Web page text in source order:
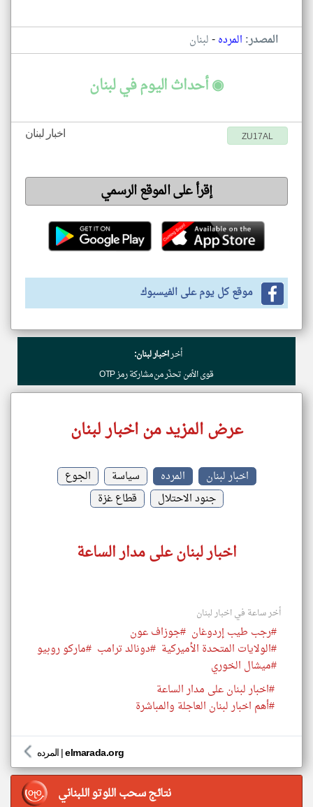
المصدر: المرده-لبنان
◉ أحداث اليوم في لبنان
اخبار لبنان ZU17AL
إقرأ على الموقع الرسمي
موقع كل يوم على الفيسبوك
أخراخبار لبنان:
قوى الأمن تحذّر من مشاركة رمز OTP
عرض المزيد من اخبار لبنان
اخبار لبنان المرده سياسة
الجوع
جنود الاحتلال
قطاع غزة
اخبار لبنان على مدار الساعة
أخر ساعة في اخبار لبنان
#رجب طيب إردوغان #جوزاف عون
#الولايات المتحدة الأميركية #دونالد ترامب #ماركو روبيو
#ميشال الخوري
#اخبار لبنان على مدار الساعة
#أهم اخبار لبنان العاجلة والمباشرة
المرده |elmarada.org
نتائج سحب اللوتو اللبناني